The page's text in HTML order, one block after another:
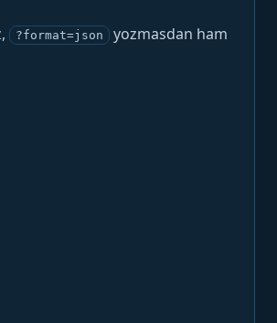
?format=json
yozmasdan ham